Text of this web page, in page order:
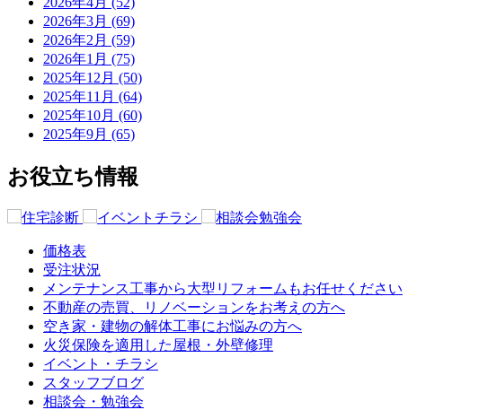
2026年3月 (69)
2026年2月 (59)
2026年1月 (75)
2025年12月 (50)
2025年11月 (64)
2025年10月 (60)
2025年9月 (65)
お役立ち情報
価格表
受注状況
メンテナンス工事から大型リフォームもお任せください
不動産の売買、リノベーションをお考えの方へ
空き家・建物の解体工事にお悩みの方へ
火災保険を適用した屋根・外壁修理
イベント・チラシ
スタッフブログ
相談会・勉強会